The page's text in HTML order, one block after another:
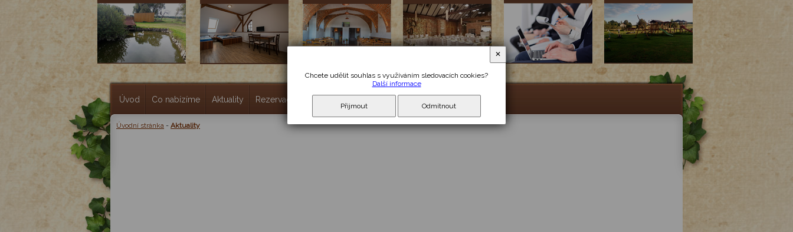
Úvod Co nabízíme Aktuality Rezervace
Úvodní stránka - Aktuality
Chcete udělit souhlas s využíváním sledovacích cookies?
Další informace
Přijmout Odmítnout
✕